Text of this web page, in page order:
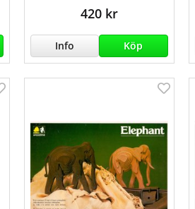
420 kr
Info Köp